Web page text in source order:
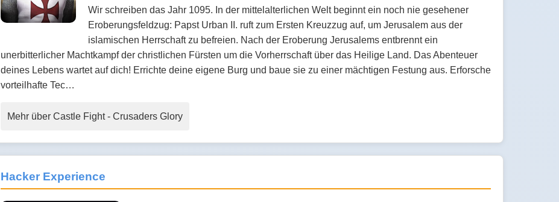
Wir schreiben das Jahr 1095. In der mittelalterlichen Welt beginnt ein noch nie gesehener
Eroberungsfeldzug: Papst Urban II. ruft zum Ersten Kreuzzug auf, um Jerusalem aus der
islamischen Herrschaft zu befreien. Nach der Eroberung Jerusalems entbrennt ein
unerbitterlicher Machtkampf der christlichen Fürsten um die Vorherrschaft über das Heilige Land. Das Abenteuer
deines Lebens wartet auf dich! Errichte deine eigene Burg und baue sie zu einer mächtigen Festung aus. Erforsche
vorteilhafte Tec…
Mehr über Castle Fight - Crusaders Glory
Hacker Experience